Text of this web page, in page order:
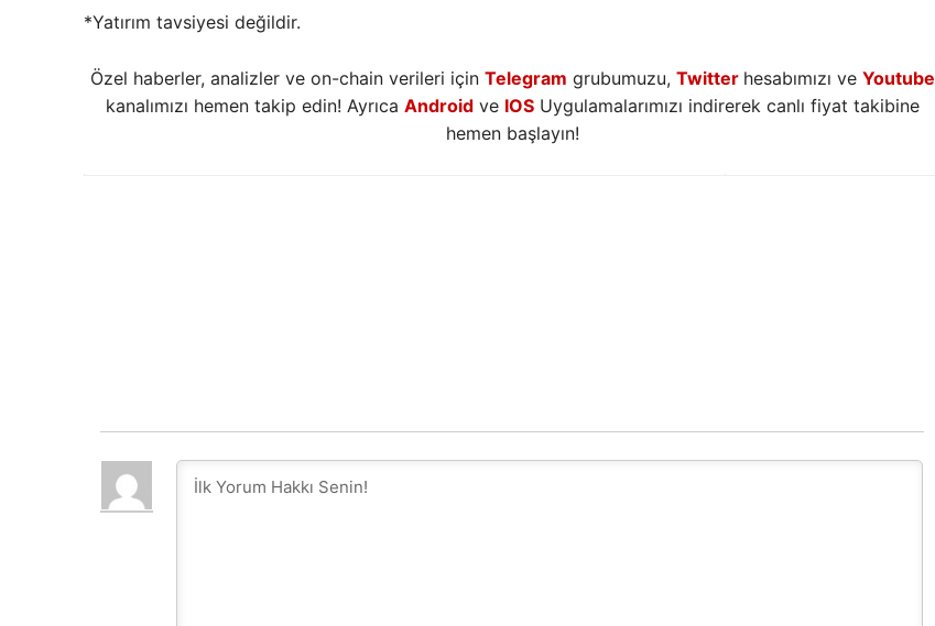
*Yatırım tavsiyesi değildir.
Özel haberler, analizler ve on-chain verileri için Telegram grubumuzu, Twitter hesabımızı ve Youtube
kanalımızı hemen takip edin! Ayrıca Androidve IOSUygulamalarımızı indirerek canlı fiyat takibine
hemen başlayın!